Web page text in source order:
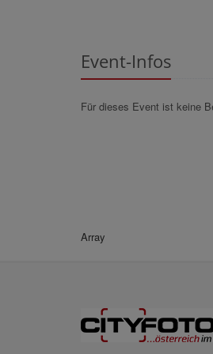
Event-Infos
Für dieses Event ist keine
Array